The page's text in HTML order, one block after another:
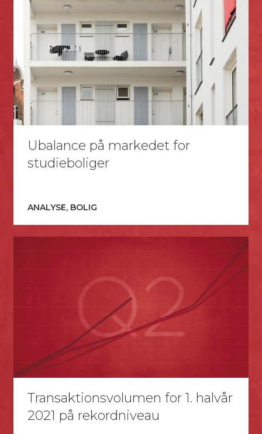
Ubalance på markedet for
studieboliger
ANALYSE, BOLIG
Transaktionsvolumen for 1. halvår
2021 på rekordniveau